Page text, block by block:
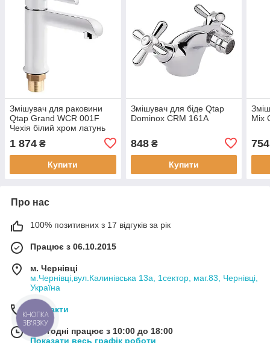
Змішувач для раковини
Qtap Grand WCR 001F
Чехія білий хром латунь
1 874 ₴
Купити
Змішувач для біде Qtap
Dominox CRM 161A
848₴
Купити
Mix
754
Про нас
100% позитивних з 17 відгуків за рік
Працює з 06.10.2015
м. Чернівці
м.Чернівці,вул.Калинівська 13а, 1сектор, маг.83, Чернівці,
Україна
Контакти
Сьогодні працює з 10:00 до 18:00
Показати весь графік роботи
КНОПКА
ЗВ'ЯЗКУ